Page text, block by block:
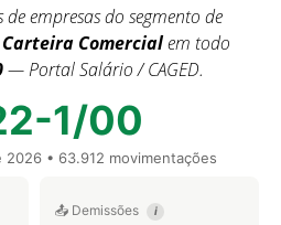
empresas do segmento de
Comercialem todo
— Portal Salário / CAGED.
1/00
2026 • 63.912 movimentações
📤 Demissões i